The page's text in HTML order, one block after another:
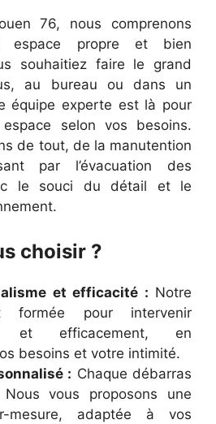
76, nous comprenons
espace propre et bien
souhaitiez faire le grand
au bureau ou dans un
équipe experte est là pour
selon vos besoins.
de tout, de la manutention
par l’évacuation des
le souci du détail et le
choisir ?
et efficacité : Notre
formée pour intervenir
et efficacement, en
besoins et votre intimité.
: Chaque débarras
vous proposons une
mesure, adaptée à vos